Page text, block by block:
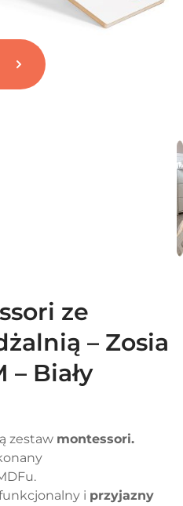
ze
– Zosia
– Biały
zestaw montessori.
i przyjazny